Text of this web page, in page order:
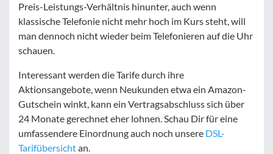
Preis-Leistungs-Verhältnis hinunter, auch wenn
klassische Telefonie nicht mehr hoch im Kurs steht, will
man dennoch nicht wieder beim Telefonieren auf die Uhr
schauen.
Interessant werden die Tarife durch ihre
Aktionsangebote, wenn Neukunden etwa ein Amazon-
Gutschein winkt, kann ein Vertragsabschluss sich über
24 Monate gerechnet eher lohnen. Schau Dir für eine
umfassendere Einordnung auch noch unsere DSL-
Tarifübersichtan.